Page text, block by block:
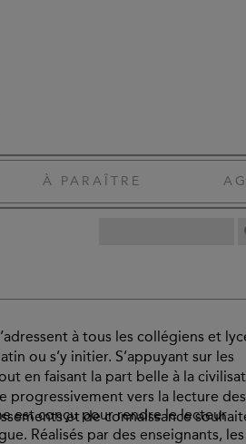
À PARAÎTRE
à tous les collégiens et
ou s’y initier. S’appuyant sur les
en faisant la part belle à la
progressivement vers la lecture
et de connaissance
est conçu pour rendre le lecteur
Réalisés par des enseignants, les